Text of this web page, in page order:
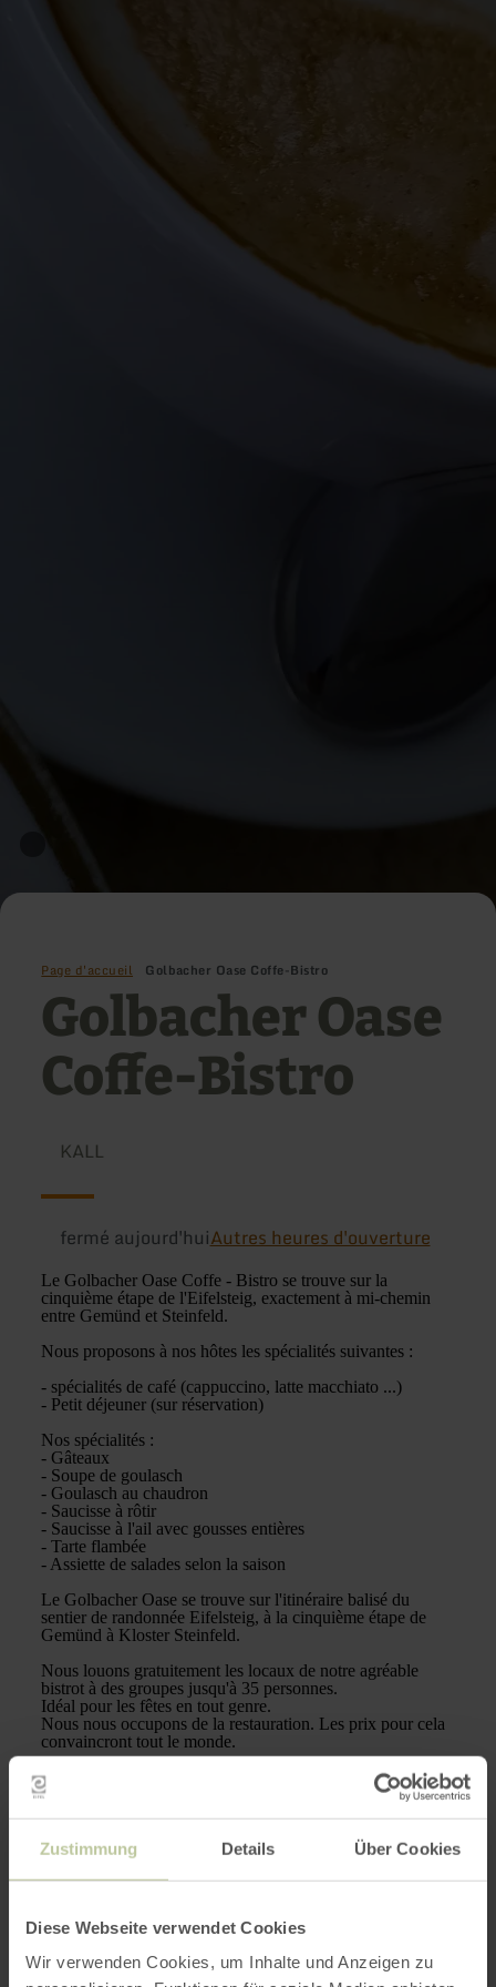
Zustimmung Details Über Cookies
Diese Webseite verwendet Cookies
Wir verwenden Cookies, um Inhalte und Anzeigen zu
Page d'accueil Golbacher Oase Coffe-Bistro
Golbacher Oase
Coffe-Bistro
KALL
fermé aujourd'huiAutres heures d'ouverture
Le Golbacher Oase Coffe - Bistro se trouve sur la
cinquième étape de l'Eifelsteig, exactement à mi-chemin
entre Gemünd et Steinfeld.
Nous proposons à nos hôtes les spécialités suivantes :
- spécialités de café (cappuccino, latte macchiato ...)
- Petit déjeuner (sur réservation)
Nos spécialités :
- Gâteaux
- Soupe de goulasch
- Goulasch au chaudron
- Saucisse à rôtir
- Saucisse à l'ail avec gousses entières
- Tarte flambée
- Assiette de salades selon la saison
Le Golbacher Oase se trouve sur l'itinéraire balisé du
sentier de randonnée Eifelsteig, à la cinquième étape de
Gemünd à Kloster Steinfeld.
Nous louons gratuitement les locaux de notre agréable
bistrot à des groupes jusqu'à 35 personnes.
Idéal pour les fêtes en tout genre.
Nous nous occupons de la restauration. Les prix pour cela
convaincront tout le monde.
Goûtez nos spécialités hongroises.
Plus
d'informations